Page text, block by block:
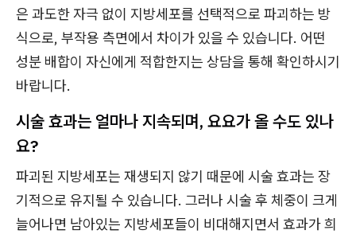
은 과도한 자극 없이 지방세포를 선택적으로 파괴하는 방
식으로, 부작용 측면에서 차이가 있을 수 있습니다. 어떤
성분 배합이 자신에게 적합한지는 상담을 통해 확인하시기
바랍니다.
시술 효과는 얼마나 지속되며, 요요가 올 수도 있나
요?
파괴된 지방세포는 재생되지 않기 때문에 시술 효과는 장
기적으로 유지될 수 있습니다. 그러나 시술 후 체중이 크게
늘어나면 남아있는 지방세포들이 비대해지면서 효과가 희